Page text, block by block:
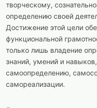
творческому,
определению своей
Достижение этой цели
функциональной
только лишь владение
знаний, умений и
самоопределению,
самореализации.